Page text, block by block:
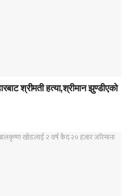
श्रीमती हत्या,श्रीमान झुण्डीएको